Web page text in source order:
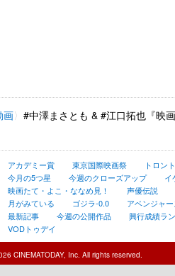
画
#中澤まさとも & #江口拓也『映
アカデミー賞 東京国際映画祭 トロン
今月の5つ星 今週のクローズアップ イ
映画たて・よこ・ななめ見！
声優伝説
月がみている ゴジラ-0.0 アベンジャ
最新記事 今週の公開作品 興行成績ラ
VODトゥデイ
CINEMATODAY, Inc. All rights reserved.